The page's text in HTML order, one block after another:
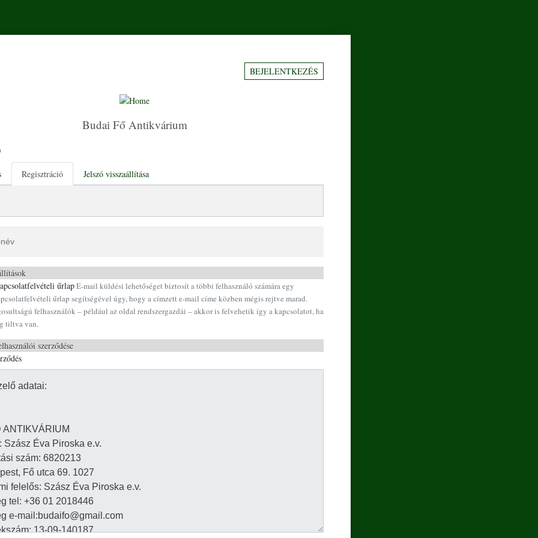
BEJELENTKEZÉS
Budai Fő Antikvárium
tabs
Regisztráció
Jelszó visszaállítása
űrlapE-mail küldési lehetőséget biztosít a többi felhasználó számára egy
űrlap segítségével úgy, hogy a címzett e-mail címe közben mégis rejtve marad.
felhasználók – például az oldal rendszergazdái – akkor is felvehetik így a kapcsolatot, ha
tiltva van.
szerződése